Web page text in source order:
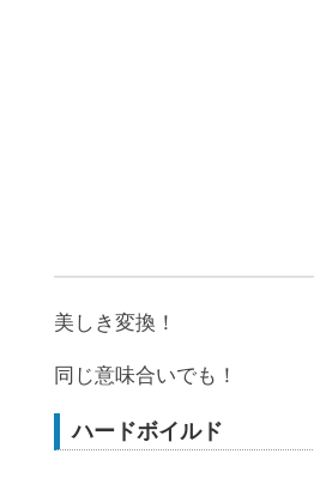
美しき変換！
同じ意味合いでも！
ハードボイルド